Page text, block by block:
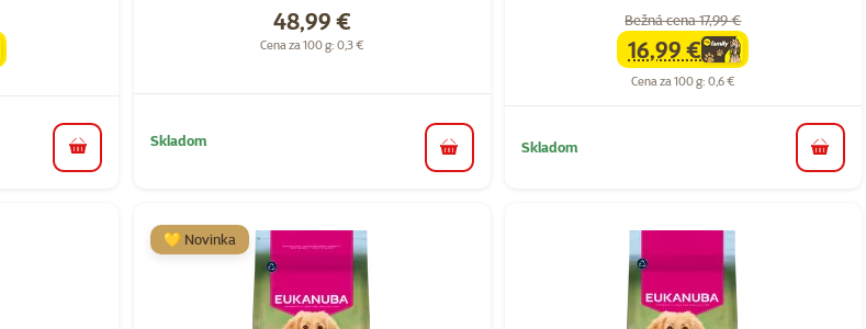
do košíka
Cena
48,99 €
Cena za 100 g: 0,3 €
Skladom
do košíka
Bežná cena 17,99 €
familycena
16,99 €
Cena za 100 g: 0,6 €
Skladom do
💛 Novinka